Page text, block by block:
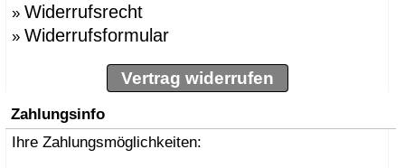
» Widerrufsrecht
» Widerrufsformular
Vertrag widerrufen
Zahlungsinfo
Ihre Zahlungsmöglichkeiten: